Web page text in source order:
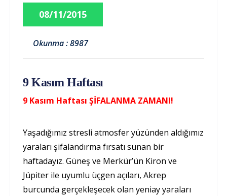
08/11/2015
Okunma : 8987
9 Kasım Haftası
9 Kasım Haftası ŞİFALANMA ZAMANI!
Yaşadığımız stresli atmosfer yüzünden aldığımız
yaraları şifalandırma fırsatı sunan bir
haftadayız. Güneş ve Merkür’ün Kiron ve
Jüpiter ile uyumlu üçgen açıları, Akrep
burcunda gerçekleşecek olan yeniay yaraları